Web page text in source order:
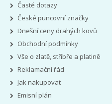
Časté dotazy
České puncovní značky
Dnešní ceny drahých kovů
Obchodní podmínky
Vše o zlatě, stříbře a platině
Reklamační řád
Jak nakupovat
Emisní plán